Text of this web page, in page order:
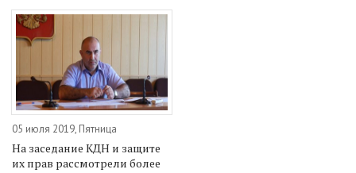
05 июля 2019, Пятница
На заседание КДН и защите
их прав рассмотрели более